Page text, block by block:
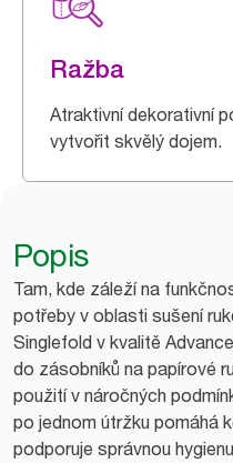
Ražba
Atraktivní dekorativní
vytvořit skvělý dojem.
Popis
Tam, kde záleží na
potřeby v oblasti sušení
Singlefold v kvalitě
do zásobníků na papírové
použití v náročných
po jednom útržku pomáhá
podporuje správnou